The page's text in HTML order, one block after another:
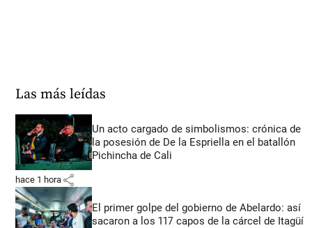
Las más leídas
Un acto cargado de simbolismos: crónica de
la posesión de De la Espriella en el batallón
Pichincha de Cali
hace 1 hora share
El primer golpe del gobierno de Abelardo: así
sacaron a los 117 capos de la cárcel de Itagüí